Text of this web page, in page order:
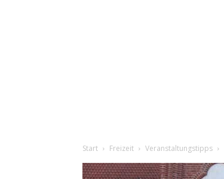
Start Freizeit Veranstaltungstipps